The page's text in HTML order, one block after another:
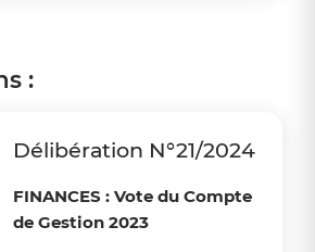
:
Délibération N°21/2024
FINANCES : Vote du Compte
de Gestion 2023